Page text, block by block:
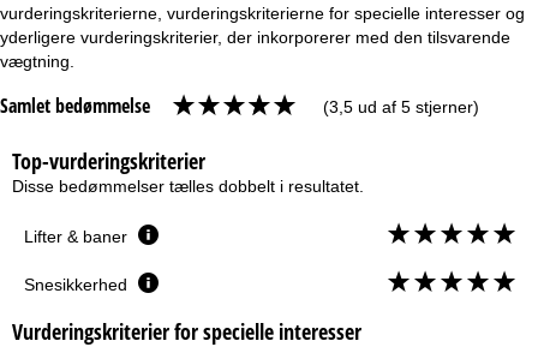
vurderingskriterierne, vurderingskriterierne for specielle interesser og
yderligere vurderingskriterier, der inkorporerer med den tilsvarende
vægtning.
Samlet bedømmelse (3,5 ud af 5 stjerner)
Top-vurderingskriterier
Disse bedømmelser tælles dobbelt i resultatet.
Lifter & baner
Snesikkerhed
Vurderingskriterier for specielle interesser